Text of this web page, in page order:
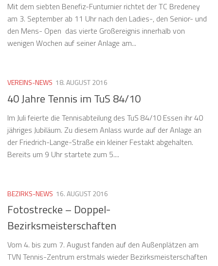
Mit dem siebten Benefiz-Funturnier richtet der TC Bredeney
am 3. September ab 11 Uhr nach den Ladies-, den Senior- und
den Mens- Open das vierte Großereignis innerhalb von
wenigen Wochen auf seiner Anlage am...
VEREINS-NEWS 18. AUGUST 2016
40 Jahre Tennis im TuS 84/10
Im Juli feierte die Tennisabteilung des TuS 84/10 Essen ihr 40
jähriges Jubiläum. Zu diesem Anlass wurde auf der Anlage an
der Friedrich-Lange-Straße ein kleiner Festakt abgehalten.
Bereits um 9 Uhr startete zum 5....
BEZIRKS-NEWS 16. AUGUST 2016
Fotostrecke – Doppel-
Bezirksmeisterschaften
Vom 4. bis zum 7. August fanden auf den Außenplätzen am
TVN Tennis-Zentrum erstmals wieder Bezirksmeisterschaften